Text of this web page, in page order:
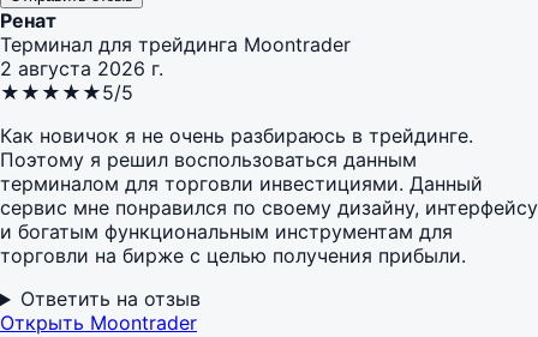
Ренат
Терминал для трейдинга Moontrader
2 августа 2026 г.
★ ★ ★ ★ ★5/5
Как новичок я не очень разбираюсь в трейдинге.
Поэтому я решил воспользоваться данным
терминалом для торговли инвестициями. Данный
сервис мне понравился по своему дизайну, интерфейсу
и богатым функциональным инструментам для
торговли на бирже с целью получения прибыли.
Ответить на отзыв
Открыть Moontrader